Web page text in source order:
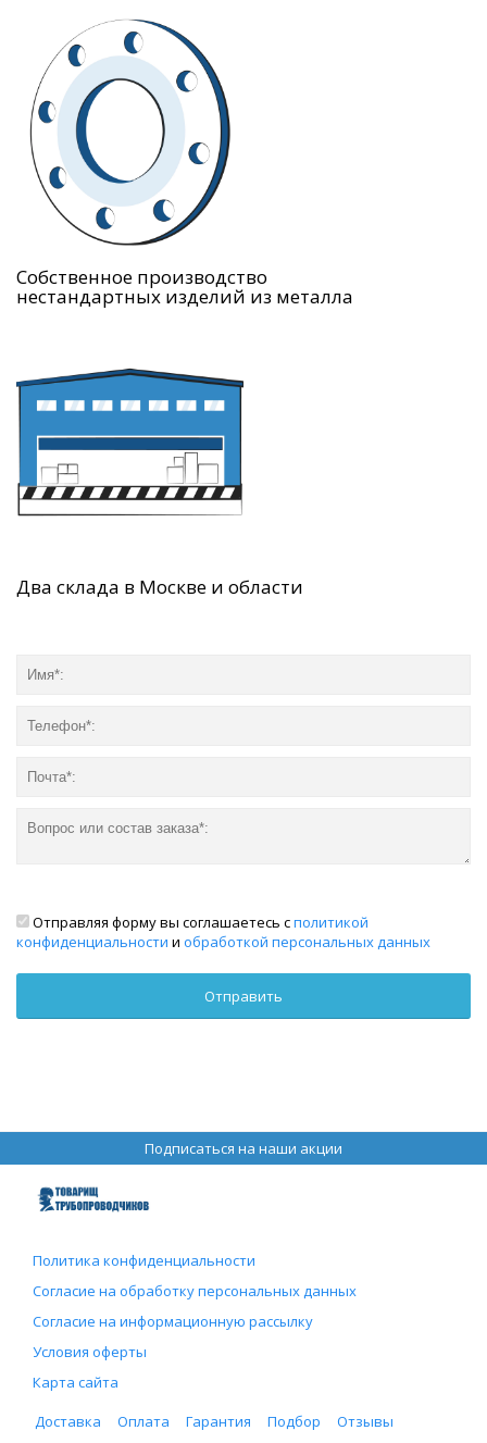
Собственное производство
нестандартных изделий из металла
Два склада в Москве и области
Отправляя форму вы соглашаетесь сполитикой
конфиденциальности и обработкой персональных данных
Подписаться на наши акции
Политика конфиденциальности
Согласие на обработку персональных данных
Согласие на информационную рассылку
Условия оферты
Карта сайта
Доставка
Оплата Гарантия Подбор
Отзывы